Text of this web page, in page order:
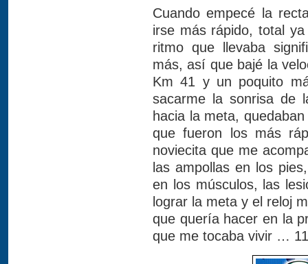
Cuando empecé la
irse más rápido, total
ritmo que llevaba
más, así que bajé la
Km 41 y un poquito
sacarme la sonrisa de
hacia la meta,
que fueron los más
noviecita que me
las ampollas en los
en los músculos, las
lograr la meta y el reloj
que quería hacer en la
que me tocaba vivir …